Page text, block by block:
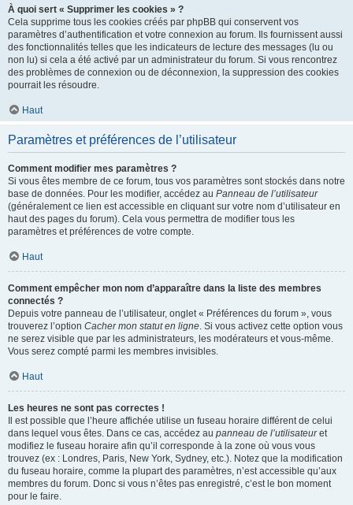
À quoi sert « Supprimer les cookies » ?
Cela supprime tous les cookies créés par phpBB qui conservent vos
paramètres d’authentification et votre connexion au forum. Ils fournissent aussi
des fonctionnalités telles que les indicateurs de lecture des messages (lu ou
non lu) si cela a été activé par un administrateur du forum. Si vous rencontrez
des problèmes de connexion ou de déconnexion, la suppression des cookies
pourrait les résoudre.
Haut
Paramètres et préférences de l’utilisateur
Comment modifier mes paramètres ?
Si vous êtes membre de ce forum, tous vos paramètres sont stockés dans notre
base de données. Pour les modifier, accédez au Panneau de l’utilisateur
(généralement ce lien est accessible en cliquant sur votre nom d’utilisateur en
haut des pages du forum). Cela vous permettra de modifier tous les
paramètres et préférences de votre compte.
Haut
Comment empêcher mon nom d’apparaître dans la liste des membres
connectés ?
Depuis votre panneau de l’utilisateur, onglet « Préférences du forum », vous
trouverez l’option Cacher mon statut en ligne. Si vous activez cette option vous
ne serez visible que par les administrateurs, les modérateurs et vous-même.
Vous serez compté parmi les membres invisibles.
Haut
Les heures ne sont pas correctes !
Il est possible que l’heure affichée utilise un fuseau horaire différent de celui
dans lequel vous êtes. Dans ce cas, accédez au panneau de l’utilisateuret
modifiez le fuseau horaire afin qu’il corresponde à la zone où vous vous
trouvez (ex : Londres, Paris, New York, Sydney, etc.). Notez que la modification
du fuseau horaire, comme la plupart des paramètres, n’est accessible qu’aux
membres du forum. Donc si vous n’êtes pas enregistré, c’est le bon moment
pour le faire.